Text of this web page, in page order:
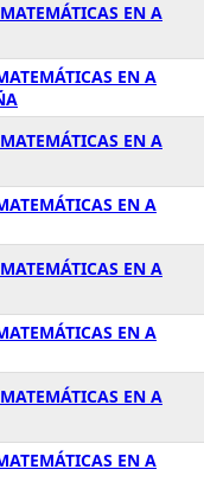
EN A
EN A
EN A
EN A
EN A
EN A
EN A
EN A